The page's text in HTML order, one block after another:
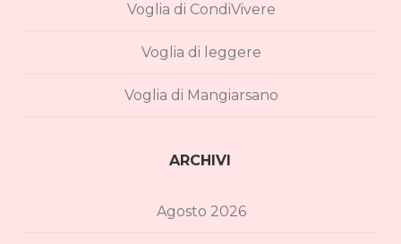
Voglia di CondiVivere
Voglia di leggere
Voglia di Mangiarsano
ARCHIVI
Agosto 2026